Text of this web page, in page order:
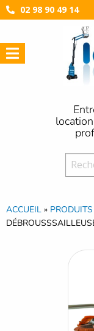
02 98 90 49 14
ACCUEIL » PRODUITS